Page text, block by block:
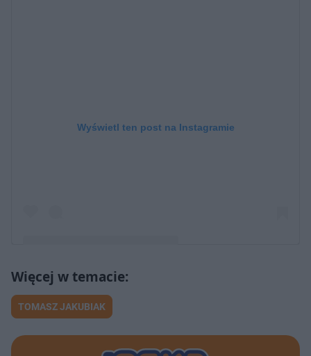
Wyświetl ten post na Instagramie
Post udostępniony przez Ana_Jakubiak
(@anastazja.jakubiak)
TOMASZ JAKUBIAK